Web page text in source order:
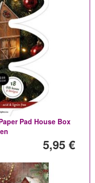
Pad House Box
5,95 €